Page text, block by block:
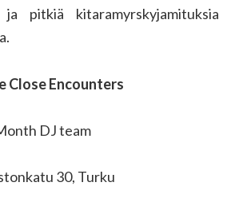
pitkiä kitaramyrskyjamituksia
Close Encounters
DJ team
30, Turku